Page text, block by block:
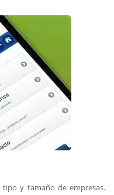
y tamaño de empresas.